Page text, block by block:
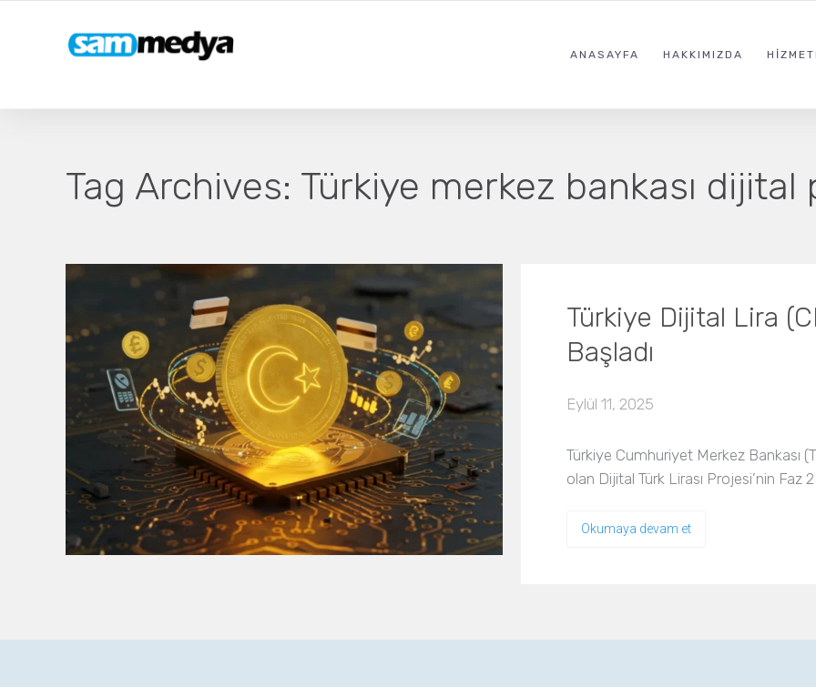
ANASAYFA HAKKIMIZDA
Tag Archives: Türkiye merkez bankası dijital
Türkiye Dijital Lira
Başladı
Eylül 11, 2025
Türkiye Cumhuriyet Merkez Bankası
olan Dijital Türk Lirası Projesi’nin
Okumaya devam et